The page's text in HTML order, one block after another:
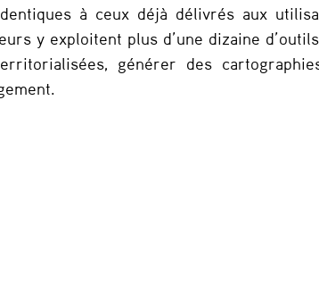
à ceux déjà délivrés aux
y exploitent plus d’une dizaine
générer des